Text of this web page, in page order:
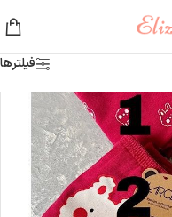
فیلترها